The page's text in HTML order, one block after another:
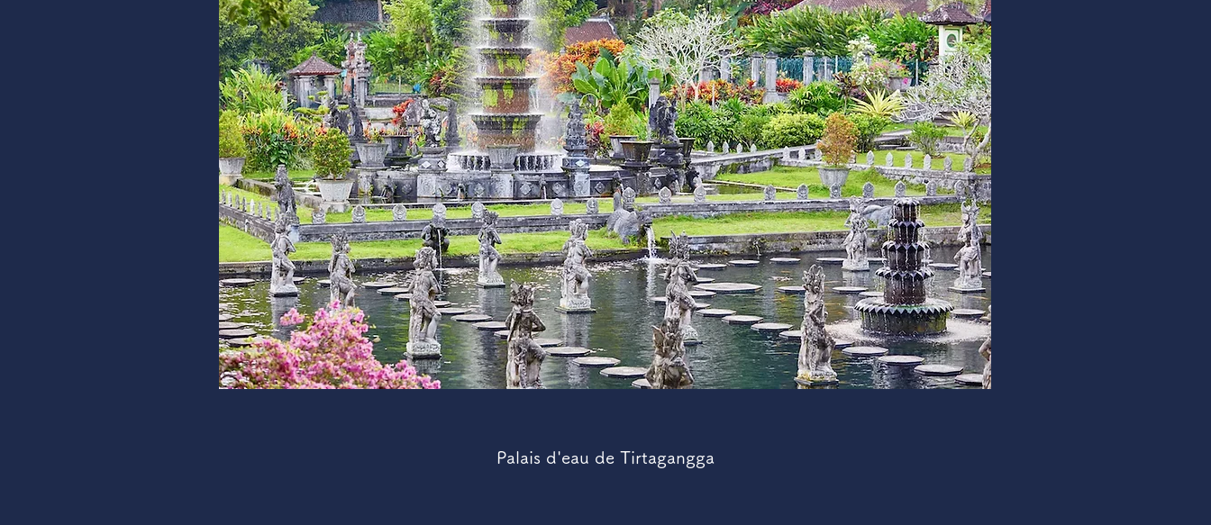
Palais d'eau de Tirtagangga